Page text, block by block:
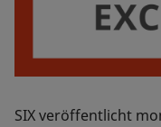
SIX veröffentlicht